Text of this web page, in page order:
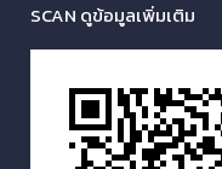
SCAN ดูข้อมูลเพิ่มเติม